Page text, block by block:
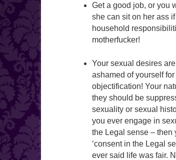
Get a good job, or you
she can sit on her ass
household
motherfucker!
Your sexual desires
ashamed of yourself
objectification! Your
they should be
sexuality or sexual
you ever engage in
the Legal sense – then
‘consent in the Legal
ever said life was fair.